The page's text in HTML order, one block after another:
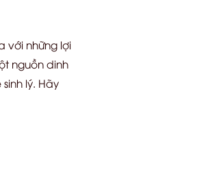
với những lợi
nguồn dinh
lý. Hãy